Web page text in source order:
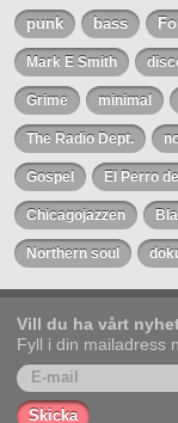
punk bass
Mark E Smith
Grime minimal
The Radio Dept.
Gospel El Perro
Chicagojazzen
Northern soul
Vill du ha vårt
Fyll i din mailadress